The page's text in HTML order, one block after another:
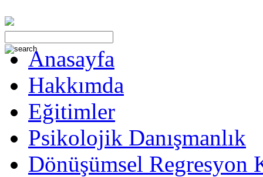
Anasayfa
Hakkımda
Eğitimler
Psikolojik Danışmanlık
Dönüşümsel Regresyon